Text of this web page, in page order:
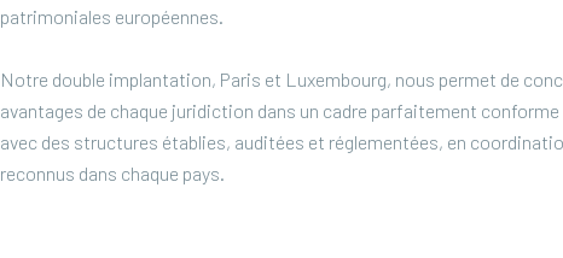
patrimoniales européennes.
Notre double implantation, Paris et Luxembourg, nous permet de
avantages de chaque juridiction dans un cadre parfaitement
avec des structures établies, auditées et réglementées, en
reconnus dans chaque pays.